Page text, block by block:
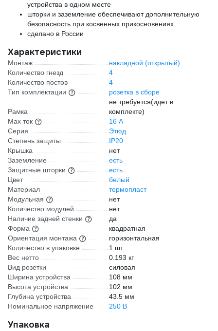
устройства в одном месте
шторки и заземление обеспечивают дополнительную
безопасность при косвенных прикосновениях
сделано в России
Характеристики
Монтаж
накладной (открытый)
Количество гнезд
4
Количество постов
4
Тип комплектации
розетка в сборе
Рамка
не требуется(идет в
комплекте)
Max ток
16 А
Серия
Этюд
Степень защиты
IP20
Крышка
нет
Заземление
есть
Защитные шторки
есть
Цвет
белый
Материал
термопласт
Модульная
нет
Количество модулей
нет
Наличие задней стенки
да
Форма
квадратная
Ориентация монтажа
горизонтальная
Количество в упаковке
1 шт
Вес нетто
0.193 кг
Вид розетки
силовая
Ширина устройства
108 мм
Высота устройства
102 мм
Глубина устройства
43.5 мм
Номинальное напряжение
250 В
Упаковка